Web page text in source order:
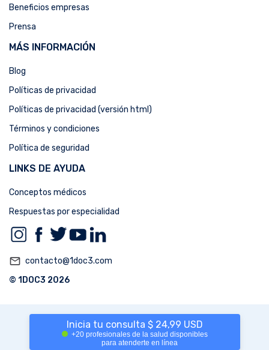
Inicia tu consulta $ 24,99 USD
+20 profesionales de la salud disponibles
para atenderte en línea
Beneficios empresas
Prensa
MÁS INFORMACIÓN
Blog
Políticas de privacidad
Políticas de privacidad (versión html)
Términos y condiciones
Política de seguridad
LINKS DE AYUDA
Conceptos médicos
Respuestas por especialidad
mail_outline contacto@1doc3.com
© 1DOC3 2026